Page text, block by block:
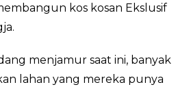
kos kosan Ekslusif
menjamur saat ini, banyak
lahan yang mereka punya